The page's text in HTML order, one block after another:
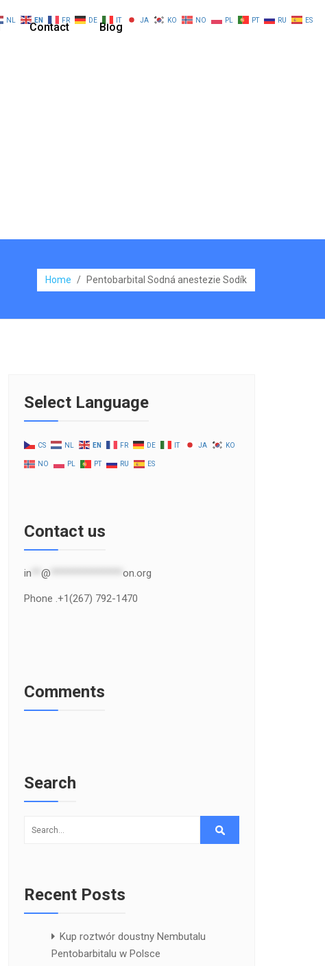
Contact Blog
Home / Pentobarbital Sodná anestezie Sodík
Select Language
CS NL EN FR DE IT JA KO
NO PL PT RU ES
Contact us
in @ on.org
Phone .+1(267) 792-1470
Comments
Search
Recent Posts
Kup roztwór doustny Nembutalu
Pentobarbitalu w Polsce
NL EN FR DE IT JA KO NO PL PT RU ES